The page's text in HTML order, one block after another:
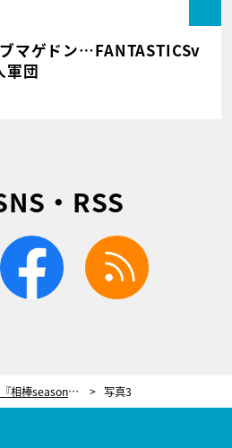
マゲドン…FANTASTICSv
軍団
・RSS
facebook
『相棒season21』ポスタービジュアル＆予告映像ついに解禁！原点を超え新たな伝説の幕開けへ 写真3